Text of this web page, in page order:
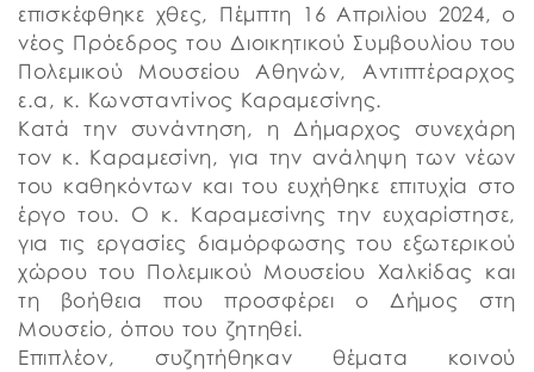
επισκέφθηκε χθες, Πέμπτη 16 Απριλίου 2024, ο
νέος Πρόεδρος του Διοικητικού Συμβουλίου του
Πολεμικού Μουσείου Αθηνών, Αντιπτέραρχος
ε.α, κ. Κωνσταντίνος Καραμεσίνης.
Κατά την συνάντηση, η Δήμαρχος συνεχάρη
τον κ. Καραμεσίνη, για την ανάληψη των νέων
του καθηκόντων και του ευχήθηκε επιτυχία στο
έργο του. Ο κ. Καραμεσίνης την ευχαρίστησε,
για τις εργασίες διαμόρφωσης του εξωτερικού
χώρου του Πολεμικού Μουσείου Χαλκίδας και
τη βοήθεια που προσφέρει ο Δήμος στη
Μουσείο, όπου του ζητηθεί.
Επιπλέον, συζητήθηκαν θέματα κοινού